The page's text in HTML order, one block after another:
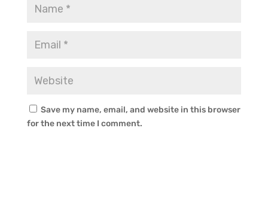
Save my name, email, and website in this browser
for the next time I comment.